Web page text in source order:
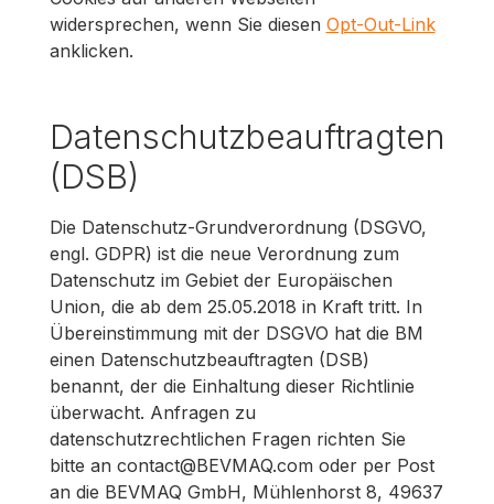
widersprechen, wenn Sie diesen Opt-Out-Link
anklicken.
Datenschutzbeauftragten
(DSB)
Die Datenschutz-Grundverordnung (DSGVO,
engl. GDPR) ist die neue Verordnung zum
Datenschutz im Gebiet der Europäischen
Union, die ab dem 25.05.2018 in Kraft tritt. In
Übereinstimmung mit der DSGVO hat die BM
einen Datenschutzbeauftragten (DSB)
benannt, der die Einhaltung dieser Richtlinie
überwacht. Anfragen zu
datenschutzrechtlichen Fragen richten Sie
bitte an contact@BEVMAQ.com oder per Post
an die BEVMAQ GmbH, Mühlenhorst 8, 49637